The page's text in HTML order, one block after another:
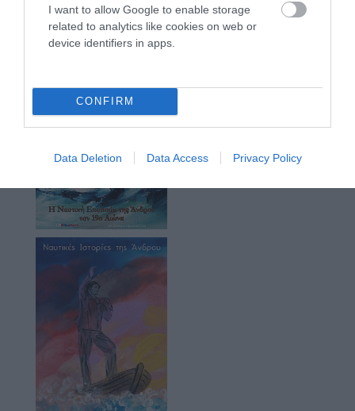
I want to allow Google to enable storage
related to analytics like cookies on web or
device identifiers in apps.
CONFIRM
Data Deletion Data Access Privacy Policy